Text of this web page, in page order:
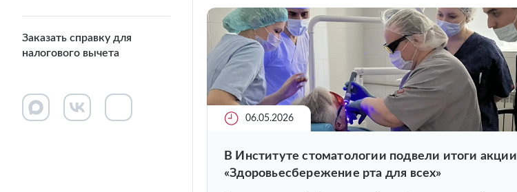
Заказать справку для
налогового вычета
06.05.2026
В Институте стоматологии подвели итоги акции
«Здоровьесбережение рта для всех»